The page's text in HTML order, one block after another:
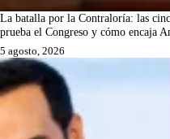
La batalla por la Contraloría: las
prueba el Congreso y cómo encaja
5 agosto, 2026